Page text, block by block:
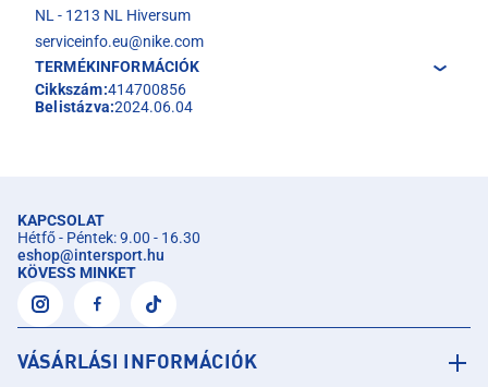
NL - 1213 NL Hiversum
serviceinfo.eu@nike.com
TERMÉKINFORMÁCIÓK
Cikkszám:414700856
Belistázva:2024.06.04
KAPCSOLAT
Hétfő - Péntek: 9.00 - 16.30
eshop@intersport.hu
KÖVESS MINKET
VÁSÁRLÁSI INFORMÁCIÓK